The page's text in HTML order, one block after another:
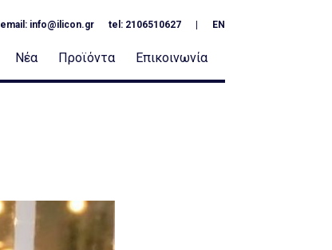
email: info@ilicon.gr tel: 2106510627 EN
Νέα Προϊόντα Επικοινωνία